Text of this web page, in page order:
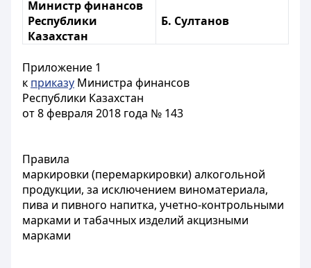
Министр финансов
Республики
Казахстан
Б. Султанов
Приложение 1
к приказу Министра финансов
Республики Казахстан
от 8 февраля 2018 года № 143
Правила
маркировки (перемаркировки) алкогольной
продукции, за исключением виноматериала,
пива и пивного напитка, учетно-контрольными
марками и табачных изделий акцизными
марками